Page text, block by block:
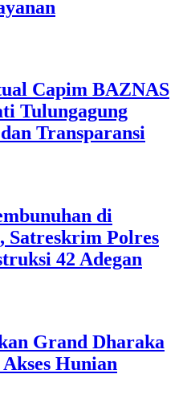
Capim BAZNAS
Tulungagung
Transparansi
di
Satreskrim Polres
42 Adegan
Grand Dharaka
Hunian